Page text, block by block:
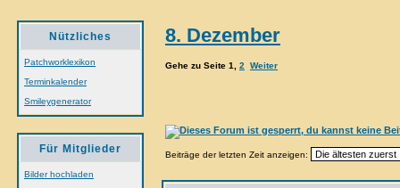
Nützliches
Patchworklexikon
Terminkalender
Smileygenerator
Für Mitglieder
Bilder hochladen
8. Dezember
Gehe zu Seite 1 2 Weiter
Beiträge der letzten Zeit anzeigen: